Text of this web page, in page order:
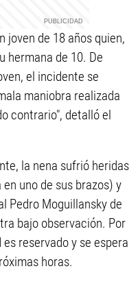
joven de 18 años quien,
hermana de 10. De
el incidente se
maniobra realizada
contrario", detalló el
la nena sufrió heridas
uno de sus brazos) y
Pedro Moguillansky de
bajo observación. Por
reservado y se espera
horas.